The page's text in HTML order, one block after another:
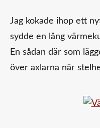
Jag kokade ihop ett
sydde en lång
En sådan där som
över axlarna när